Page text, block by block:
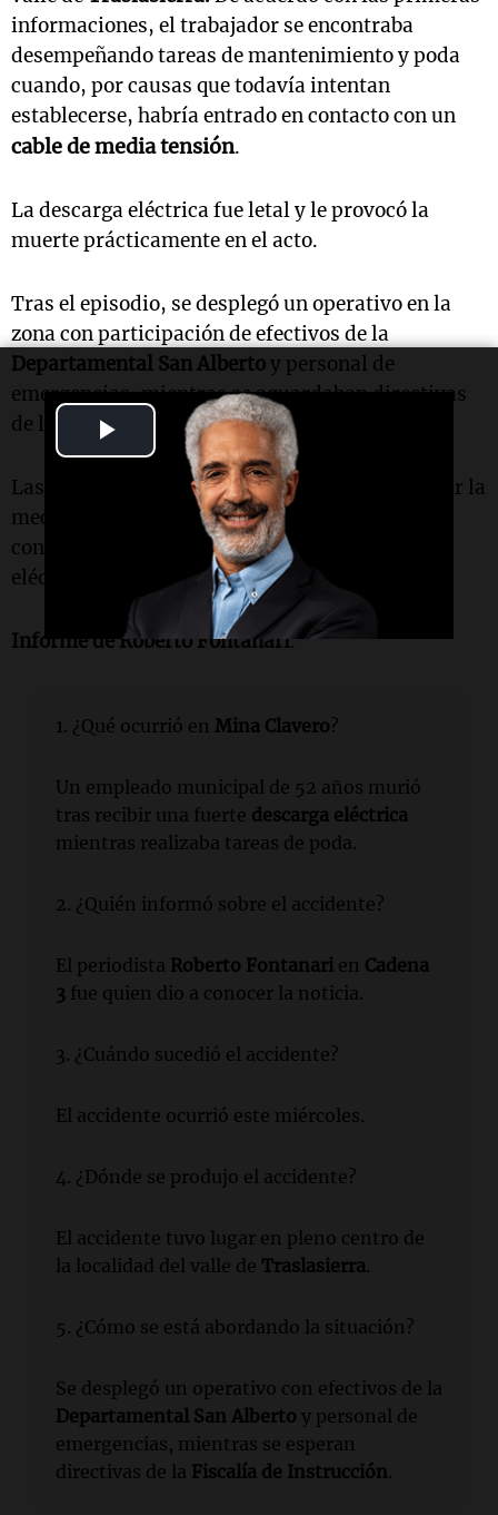
Play
Video
informaciones, el trabajador se encontraba
desempeñando tareas de mantenimiento y poda
cuando, por causas que todavía intentan
establecerse, habría entrado en contacto con un
cable de media tensión.
La descarga eléctrica fue letal y le provocó la
muerte prácticamente en el acto.
Tras el episodio, se desplegó un operativo en la
zona con participación de efectivos de la
Departamental San Albertoy personal de
emergencias, mientras se aguardaban directivas
de la
Fiscalía de Instrucciónde turno.
Las autoridades trabajan ahora para reconstruir la
mecánica del accidente y determinar en qué
contexto se produjo el contacto con el tendido
eléctrico.
Informe de Roberto Fontanari.
1. ¿Qué ocurrió en Mina Clavero?
Un empleado municipal de 52 años murió
tras recibir una fuerte descarga eléctrica
mientras realizaba tareas de poda.
2. ¿Quién informó sobre el accidente?
El periodista Roberto Fontanari en Cadena
3 fue quien dio a conocer la noticia.
3. ¿Cuándo sucedió el accidente?
El accidente ocurrió este miércoles.
4. ¿Dónde se produjo el accidente?
El accidente tuvo lugar en pleno centro de
la localidad del valle de Traslasierra.
5. ¿Cómo se está abordando la situación?
Se desplegó un operativo con efectivos de la
Departamental San Alberto y personal de
emergencias, mientras se esperan
directivas de la Fiscalía de Instrucción.